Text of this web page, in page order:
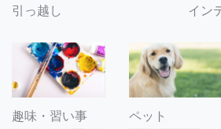
引っ越し イン
趣味・習い事 ペット